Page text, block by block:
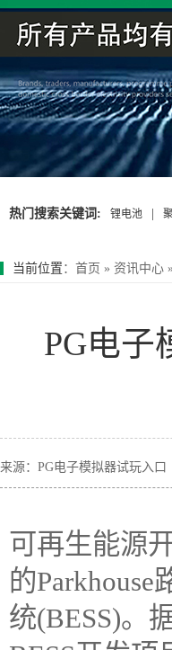
常规镍氢电池
热门搜索关键词: 锂电池
当前位置 ： 首页 » 资讯中心 »
PG电子
来源：PG电子模拟器试玩入口
可再生能源
的
统(BESS)。